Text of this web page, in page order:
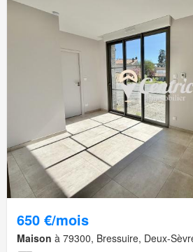
650 €/mois
Maison à 79300, Bressuire, Deux-